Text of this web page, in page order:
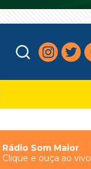
Rádio Som Maior
Clique e ouça ao vivo